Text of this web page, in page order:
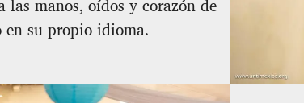
las manos, oídos y corazón de
en su propio idioma.